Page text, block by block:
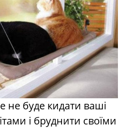
не буде кидати ваші
і бруднити своїми